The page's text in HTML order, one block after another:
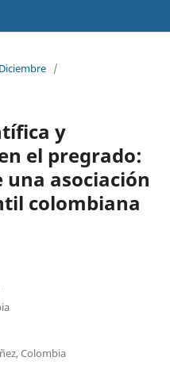
/
y
el pregrado:
una asociación
colombiana
Colombia